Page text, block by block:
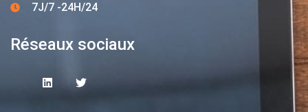
7J/7 -24H/24
Réseaux sociaux